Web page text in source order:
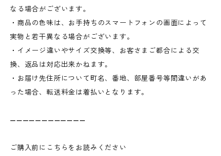
なる場合がございます。
・商品の色味は、お手持ちのスマートフォンの画面によって
実物と若干異なる場合がございます。
・イメージ違いやサイズ交換等、お客さまご都合による交
換、返品は対応出来かねます。
・お届け先住所について町名、番地、部屋番号等間違いがあ
った場合、転送料金は着払いとなります。
————————————
ご購入前にこちらをお読みください